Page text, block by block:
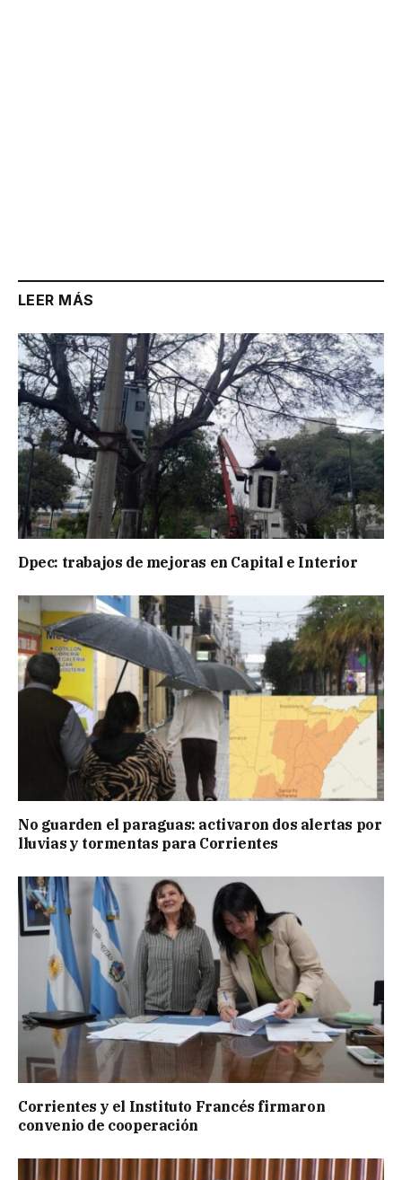
LEER MÁS
Dpec: trabajos de mejoras en Capital e Interior
No guarden el paraguas: activaron dos alertas por
lluvias y tormentas para Corrientes
Corrientes y el Instituto Francés firmaron
convenio de cooperación